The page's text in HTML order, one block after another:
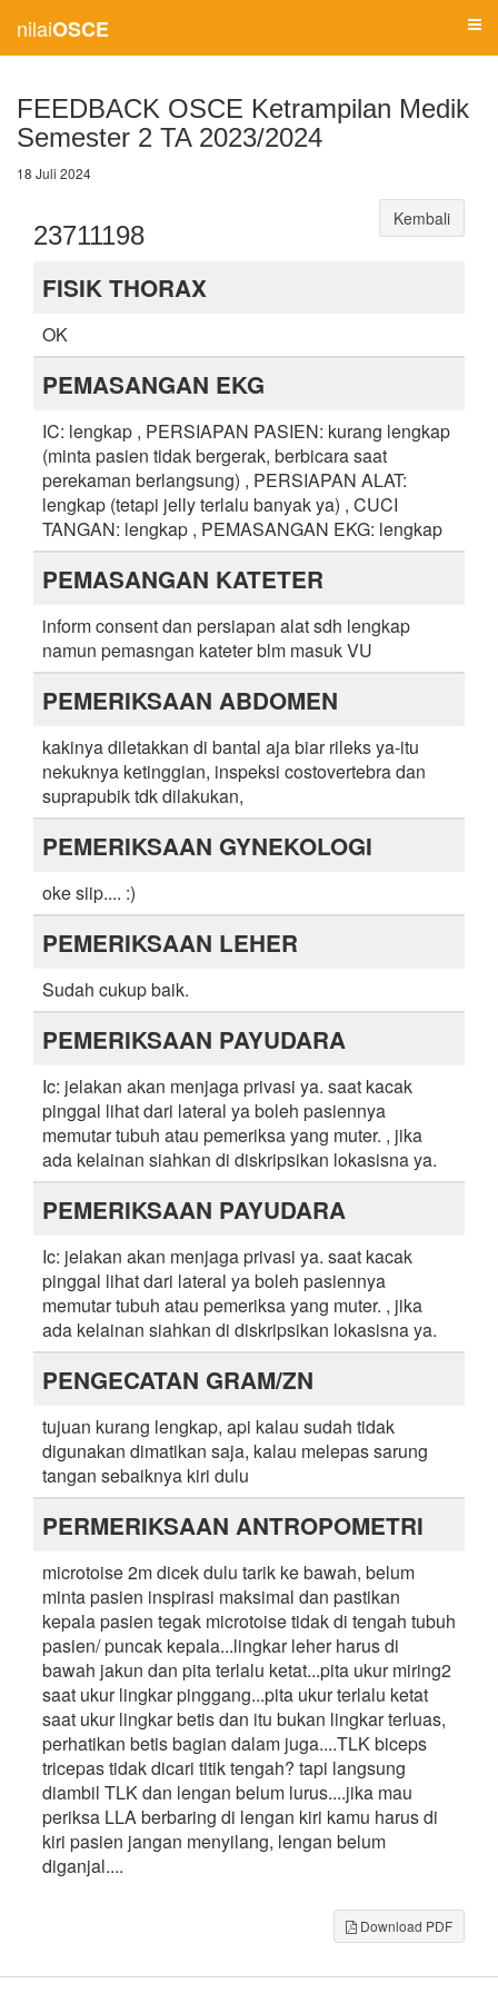
nilaiOSCE
FEEDBACK OSCE Ketrampilan Medik
Semester 2 TA 2023/2024
18 Juli 2024
23711198
Kembali
FISIK THORAX
OK
PEMASANGAN EKG
IC: lengkap , PERSIAPAN PASIEN: kurang lengkap
(minta pasien tidak bergerak, berbicara saat
perekaman berlangsung) , PERSIAPAN ALAT:
lengkap (tetapi jelly terlalu banyak ya) , CUCI
TANGAN: lengkap , PEMASANGAN EKG: lengkap
PEMASANGAN KATETER
inform consent dan persiapan alat sdh lengkap
namun pemasngan kateter blm masuk VU
PEMERIKSAAN ABDOMEN
kakinya diletakkan di bantal aja biar rileks ya-itu
nekuknya ketinggian, inspeksi costovertebra dan
suprapubik tdk dilakukan,
PEMERIKSAAN GYNEKOLOGI
oke siip.... :)
PEMERIKSAAN LEHER
Sudah cukup baik.
PEMERIKSAAN PAYUDARA
Ic: jelakan akan menjaga privasi ya. saat kacak
pinggal lihat dari lateral ya boleh pasiennya
memutar tubuh atau pemeriksa yang muter. , jika
ada kelainan siahkan di diskripsikan lokasisna ya.
PEMERIKSAAN PAYUDARA
Ic: jelakan akan menjaga privasi ya. saat kacak
pinggal lihat dari lateral ya boleh pasiennya
memutar tubuh atau pemeriksa yang muter. , jika
ada kelainan siahkan di diskripsikan lokasisna ya.
PENGECATAN GRAM/ZN
tujuan kurang lengkap, api kalau sudah tidak
digunakan dimatikan saja, kalau melepas sarung
tangan sebaiknya kiri dulu
PERMERIKSAAN ANTROPOMETRI
microtoise 2m dicek dulu tarik ke bawah, belum
minta pasien inspirasi maksimal dan pastikan
kepala pasien tegak microtoise tidak di tengah tubuh
pasien/ puncak kepala...lingkar leher harus di
bawah jakun dan pita terlalu ketat...pita ukur miring2
saat ukur lingkar pinggang...pita ukur terlalu ketat
saat ukur lingkar betis dan itu bukan lingkar terluas,
perhatikan betis bagian dalam juga....TLK biceps
tricepas tidak dicari titik tengah? tapi langsung
diambil TLK dan lengan belum lurus....jika mau
periksa LLA berbaring di lengan kiri kamu harus di
kiri pasien jangan menyilang, lengan belum
diganjal....
Download PDF